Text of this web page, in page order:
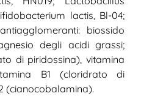
lactis, Bl-04;
biossido
degli acidi grassi;
di piridossina), vitamina
B1 (cloridrato di
(cianocobalamina).